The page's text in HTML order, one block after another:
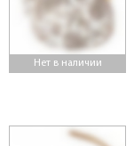
Нет в наличии